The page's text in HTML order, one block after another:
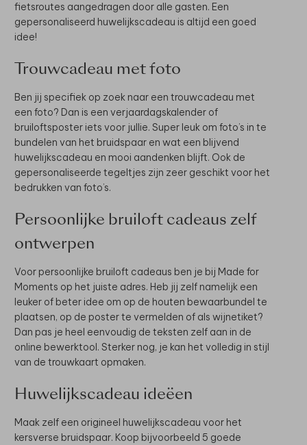
fietsroutes aangedragen door alle gasten. Een
gepersonaliseerd huwelijkscadeau is altijd een goed
idee!
Trouwcadeau met foto
Ben jij specifiek op zoek naar een trouwcadeau met
een foto? Dan is een verjaardagskalender of
bruiloftsposter iets voor jullie. Super leuk om foto’s in te
bundelen van het bruidspaar en wat een blijvend
huwelijkscadeau en mooi aandenken blijft. Ook de
gepersonaliseerde tegeltjes zijn zeer geschikt voor het
bedrukken van foto’s.
Persoonlijke bruiloft cadeaus zelf
ontwerpen
Voor persoonlijke bruiloft cadeaus ben je bij Made for
Moments op het juiste adres. Heb jij zelf namelijk een
leuker of beter idee om op de houten bewaarbundel te
plaatsen, op de poster te vermelden of als wijnetiket?
Dan pas je heel eenvoudig de teksten zelf aan in de
online bewerktool. Sterker nog, je kan het volledig in stijl
van de trouwkaart opmaken.
Huwelijkscadeau ideëen
Maak zelf een origineel huwelijkscadeau voor het
kersverse bruidspaar. Koop bijvoorbeeld 5 goede